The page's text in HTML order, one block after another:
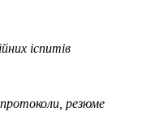
іспитів
протоколи, резюме